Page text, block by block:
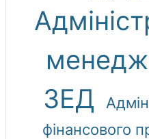
ЗЕД
фінансового